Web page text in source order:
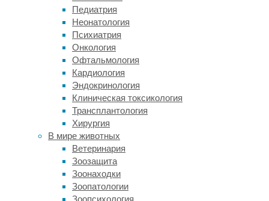
Педиатрия
Неонатология
Психиатрия
Онкология
Офтальмология
Кардиология
Эндокринология
Клиническая токсикология
Трансплантология
Хирургия
В мире животных
Ветеринария
Зоозащита
Зоонаходки
Зоопатологии
Зоопсихология
условно
можно
разделить
на
два
основных
типа:
лимфоциты,
отвечающие
за
приобретенный
течение
жизни
иммунитет,